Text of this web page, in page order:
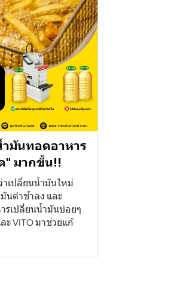
ำมันทอดอาหาร
" มากขึ้น!!
าเปลี่ยนน้ำมันใหม่
นดำช้าลง และ
รเปลี่ยนน้ำมันบ่อยๆ
ะ VITO มาช่วยแก้